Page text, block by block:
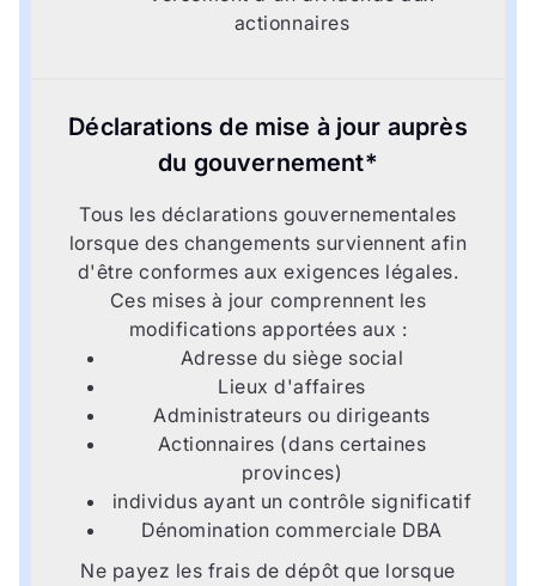
actionnaires
Déclarations de mise à jour auprès
du gouvernement*
Tous les déclarations gouvernementales
lorsque des changements surviennent afin
d'être conformes aux exigences légales.
Ces mises à jour comprennent les
modifications apportées aux :
Adresse du siège social
Lieux d'affaires
Administrateurs ou dirigeants
Actionnaires (dans certaines
provinces)
individus ayant un contrôle significatif
Dénomination commerciale DBA
Ne payez les frais de dépôt que lorsque